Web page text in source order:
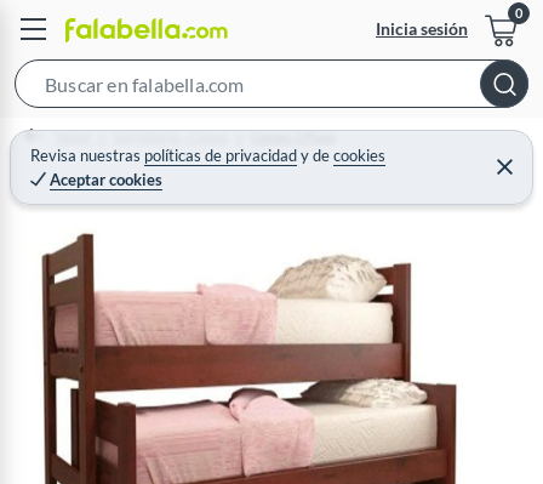
Inicia sesión
e
a
c
B
a
Revisa nuestras políticas de privacidadydecookies
Aceptar cookies
C
e
r
Home Dormitorio - Camas Camas 1 Plaza